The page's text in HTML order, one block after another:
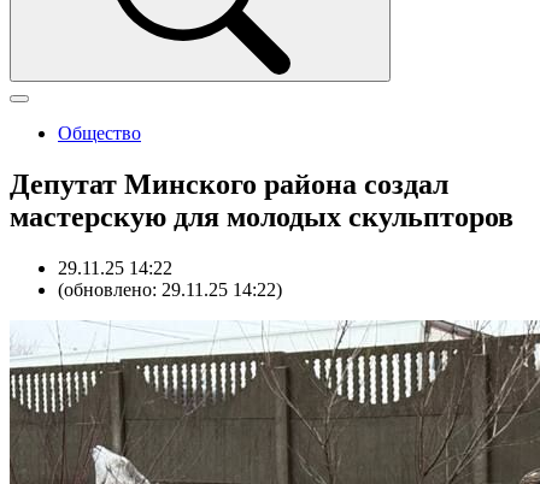
Общество
Депутат Минского района создал
мастерскую для молодых скульпторов
29.11.25 14:22
(обновлено: 29.11.25 14:22)